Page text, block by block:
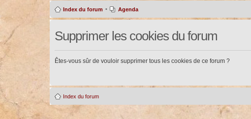
Index du forum • Agenda
Supprimer les cookies du forum
Êtes-vous sûr de vouloir supprimer tous les cookies de ce forum ?
Index du forum